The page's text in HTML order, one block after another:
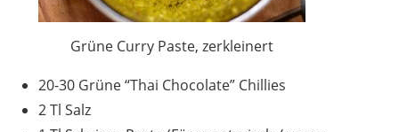
Grüne Curry Paste, zerkleinert
20-30 Grüne “Thai Chocolate” Chillies
2 Tl Salz